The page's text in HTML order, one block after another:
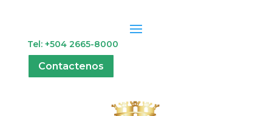
Tel: +504 2665-8000
Contactenos